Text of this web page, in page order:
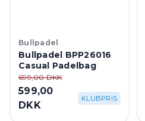
Bullpadel
Bullpadel BPP26016
Casual Padelbag
699,00 DKK
599,00
DKK
KLUBPRIS